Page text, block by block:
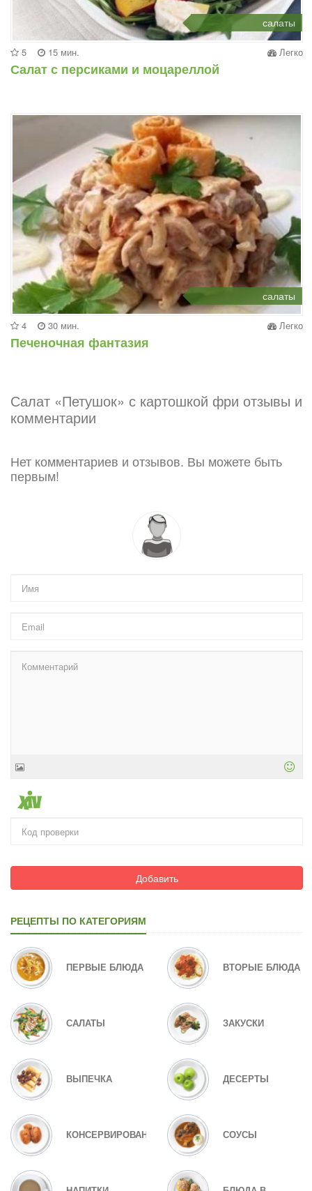
салаты
5 15 мин. Легко
Салат с персиками и моцареллой
салаты
4 30 мин. Легко
Печеночная фантазия
Салат «Петушок» с картошкой фри отзывы и
комментарии
Нет комментариев и отзывов. Вы можете быть
первым!
Добавить
РЕЦЕПТЫ ПО КАТЕГОРИЯМ
ПЕРВЫЕ БЛЮДА ВТОРЫЕ БЛЮДА
САЛАТЫ ЗАКУСКИ
ВЫПЕЧКА ДЕСЕРТЫ
КОНСЕРВИРОВАНИЕ СОУСЫ